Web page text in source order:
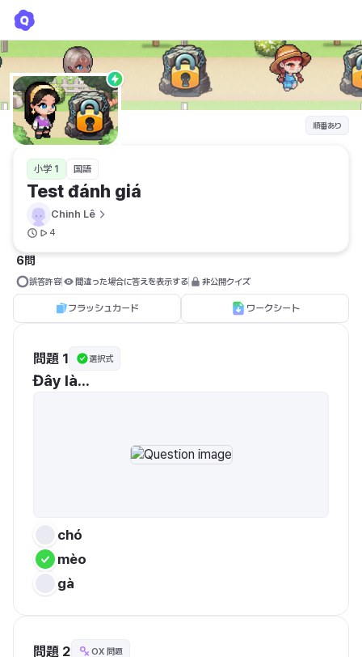
順番あり
小学 1 国語
Test đánh giá
Chinh Lê
4
6問
誤答許容 間違った場合に答えを表示する 非公開クイズ
フラッシュカード ワークシート
問題 1 選択式
Đây là...
chó
mèo
gà
問題 2 OX 問題